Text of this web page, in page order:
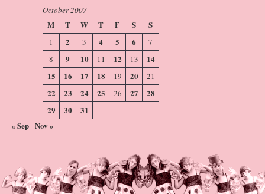
October 2007
M T W T F S S
1 2 3 4 5 6
7
8
9 10 11 12 13
14
15
16 17 18 19 20 21
22 23 24 25 26 27
28
29
30
31
« Sep Nov »